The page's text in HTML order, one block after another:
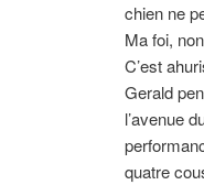
chien ne
Ma foi,
C’est
Gerald
l’avenue
quatre